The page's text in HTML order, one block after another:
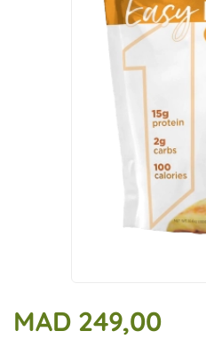
MAD 249,00